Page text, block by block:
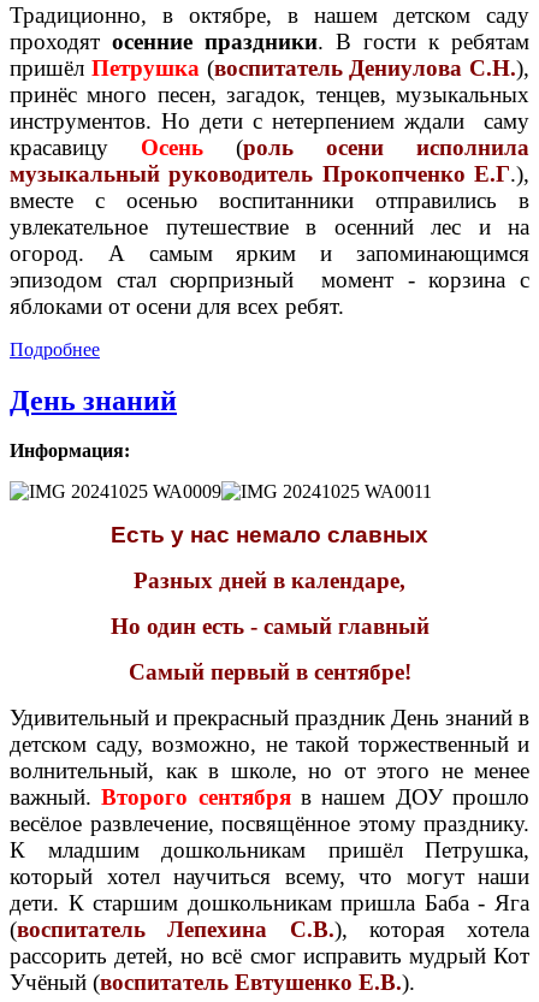
Традиционно, в октябре, в нашем детском саду
проходят осенние праздники. В гости к ребятам
пришёл Петрушка (воспитатель Дениулова С.Н.),
принёс много песен, загадок, тенцев, музыкальных
инструментов. Но дети с нетерпением ждали саму
красавицу Осень (роль осени исполнила
музыкальный руководитель Прокопченко Е.Г.),
вместе с осенью воспитанники отправились в
увлекательное путешествие в осенний лес и на
огород. А самым ярким и запоминающимся
эпизодом стал сюрпризный момент - корзина с
яблоками от осени для всех ребят.
Подробнее
День знаний
Информация:
Есть у нас немало славных
Разных дней в календаре,
Но один есть - самый главный
Самый первый в сентябре!
Удивительный и прекрасный праздник День знаний в
детском саду, возможно, не такой торжественный и
волнительный, как в школе, но от этого не менее
важный.Второго сентябряв нашем ДОУ прошло
весёлое развлечение, посвящённое этому празднику.
К младшим дошкольникам пришёл Петрушка,
который хотел научиться всему, что могут наши
дети. К старшим дошкольникам пришла Баба - Яга
(воспитатель Лепехина С.В.), которая хотела
рассорить детей, но всё смог исправить мудрый Кот
Учёный (воспитатель Евтушенко Е.В.).